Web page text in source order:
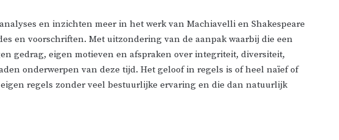
en inzichten meer in het werk van Machiavelli en Shakespeare
en voorschriften. Met uitzondering van de aanpak waarbij die een
gedrag, eigen motieven en afspraken over integriteit, diversiteit,
onderwerpen van deze tijd. Het geloof in regels is of heel naïef of
regels zonder veel bestuurlijke ervaring en die dan natuurlijk